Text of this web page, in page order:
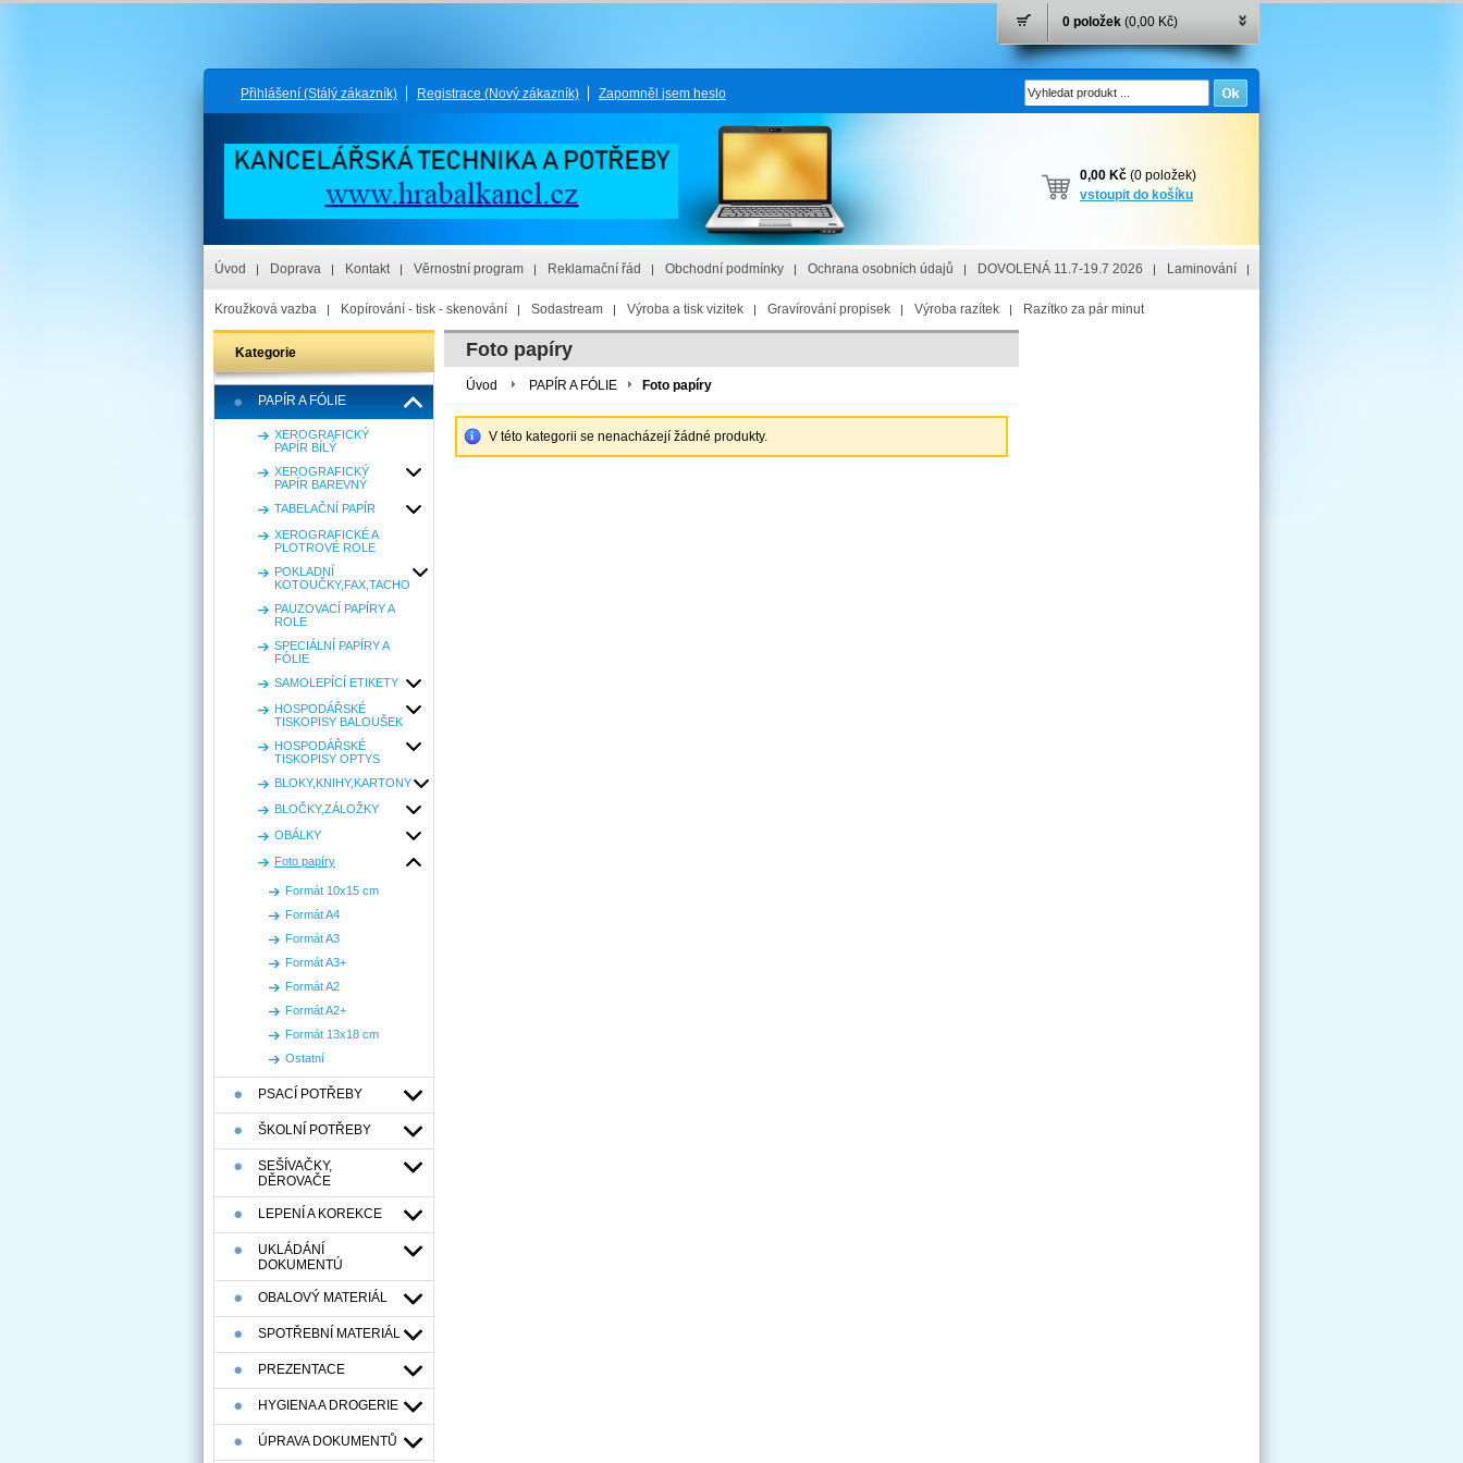
0 položek (0,00 Kč)
Přihlášení (Stálý zákazník) Registrace (Nový zákazník) Zapomněl jsem heslo
0,00 Kč (0 položek)
vstoupit do košíku
Úvod Doprava Kontakt Věrnostní program Reklamační řád Obchodní podmínky Ochrana osobních údajů DOVOLENÁ 11.7-19.7 2026 Laminování
Kroužková vazba Kopírování - tisk - skenování Sodastream Výroba a tisk vizitek Gravírování propisek Výroba razítek Razítko za pár minut
Kategorie
PAPÍR A FÓLIE
XEROGRAFICKÝ
PAPÍR BÍLÝ
XEROGRAFICKÝ
PAPÍR BAREVNÝ
TABELAČNÍ PAPÍR
XEROGRAFICKÉ A
PLOTROVÉ ROLE
POKLADNÍ
KOTOUČKY,FAX,TACHO
PAUZOVACÍ PAPÍRY A
ROLE
SPECIÁLNÍ PAPÍRY A
FÓLIE
SAMOLEPÍCÍ ETIKETY
HOSPODÁŘSKÉ
TISKOPISY BALOUŠEK
HOSPODÁŘSKÉ
TISKOPISY OPTYS
BLOKY,KNIHY,KARTONY
BLOČKY,ZÁLOŽKY
OBÁLKY
Foto papíry
Formát 10x15 cm
Formát A4
Formát A3
Formát A3+
Formát A2
Formát A2+
Formát 13x18 cm
Ostatní
PSACÍ POTŘEBY
ŠKOLNÍ POTŘEBY
SEŠÍVAČKY,
DĚROVAČE
LEPENÍ A KOREKCE
UKLÁDÁNÍ
DOKUMENTÚ
OBALOVÝ MATERIÁL
SPOTŘEBNÍ MATERIÁL
PREZENTACE
HYGIENA A DROGERIE
ÚPRAVA DOKUMENTŮ
Foto papíry
Úvod PAPÍR A FÓLIE Foto papíry
V této kategorii se nenacházejí žádné produkty.